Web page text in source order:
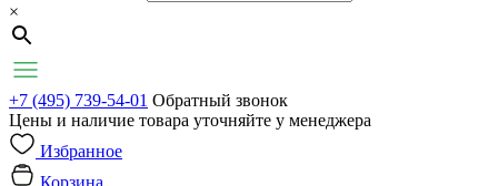
×
+7 (495) 739-54-01 Обратный звонок
Цены и наличие товара уточняйте у менеджера
Избранное
Корзина